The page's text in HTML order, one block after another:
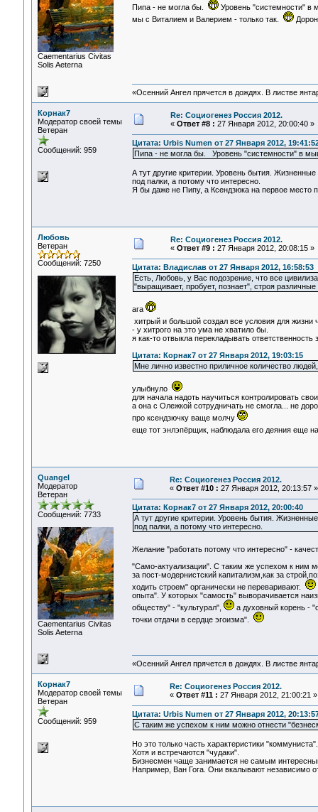
Сaementarius Civitas
Solis Aeterna
Пипа - не могла бы.
Уровень "системности" в
мы с Виталием и Валерием - только так.
«Осенний Ангел прячется в дождях. В листве
Корнак7
Модератор своей темы
Ветеран
Сообщений: 959
Re: Социогенез Россия 2012.
« Ответ #8 : 27 Января 2012, 20:00:40 »
Цитата: Urbis Numen от 27 Января 2012,
Пипа - не могла бы. Уровень "системности" в
А тут другие критерии. Уровень бытия.
под палки, а потому что интересно.
Я бы даже не Пипу, а Ксендзюка на первое место
Любовь
Ветеран
Сообщений: 7250
Re: Социогенез Россия 2012.
« Ответ #9 : 27 Января 2012, 20:08:15 »
Цитата: Владислав от 27 Января 2012, 16:58:53
Есть, Любовь, у Вас подозрение, что все
"выращивает, пробует, познает", строя
ага
хитрый и большой создал все условия для жизни
- у хитрого на это ума не хватило бы.
я как-то отвыкла перекладывать
Цитата: Корнак7 от 27 Января 2012, 19:03:15
Мне лично известно приличное количество
улыбнуло
для начала надоть научиться контролировать
а она с Олежкой сотрудничать не смогла... не
про ксендзючку ваще молчу
еще тот энлэпёрщик, наблюдала его деяния еще
Quangel
Модератор
Ветеран
Сообщений: 7733
Сaementarius Civitas
Solis Aeterna
Re: Социогенез Россия 2012.
« Ответ #10 : 27 Января 2012, 20:13:57 »
Цитата: Корнак7 от 27 Января 2012, 20:00:40
А тут другие критерии. Уровень бытия.
под палки, а потому что интересно.
Желание "работать потому что интересно" -
"Само-актуализации". С таким же успехом к ним
за пост-модернистский капитализм,как за
ходить строем" органически не переваривают.
опыта". У которых "самость" выворачивается
обществу" - "культурал",
а духовный корень -
точки отдачи в сердце эгоизма".
«Осенний Ангел прячется в дождях. В листве
Корнак7
Модератор своей темы
Ветеран
Сообщений: 959
Re: Социогенез Россия 2012.
« Ответ #11 : 27 Января 2012, 21:00:21 »
Цитата: Urbis Numen от 27 Января 2012,
С таким же успехом к ним можно отнести
Но это только часть характеристики
Хотя и встречаются "чудаки".
Бизнесмен чаще занимается не самым
Например, Ван Гога. Они вкалывают независимо